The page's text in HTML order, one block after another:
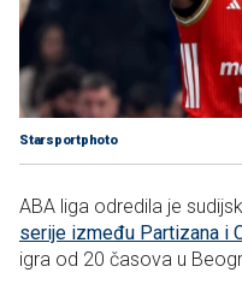
Starsportphoto
ABA liga odredila je
serije između Partizana i
igra od 20 časova u